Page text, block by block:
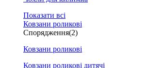
Показати всі
Ковзани роликові
Спорядження(2)
Ковзани роликові
Ковзани роликові дитячі